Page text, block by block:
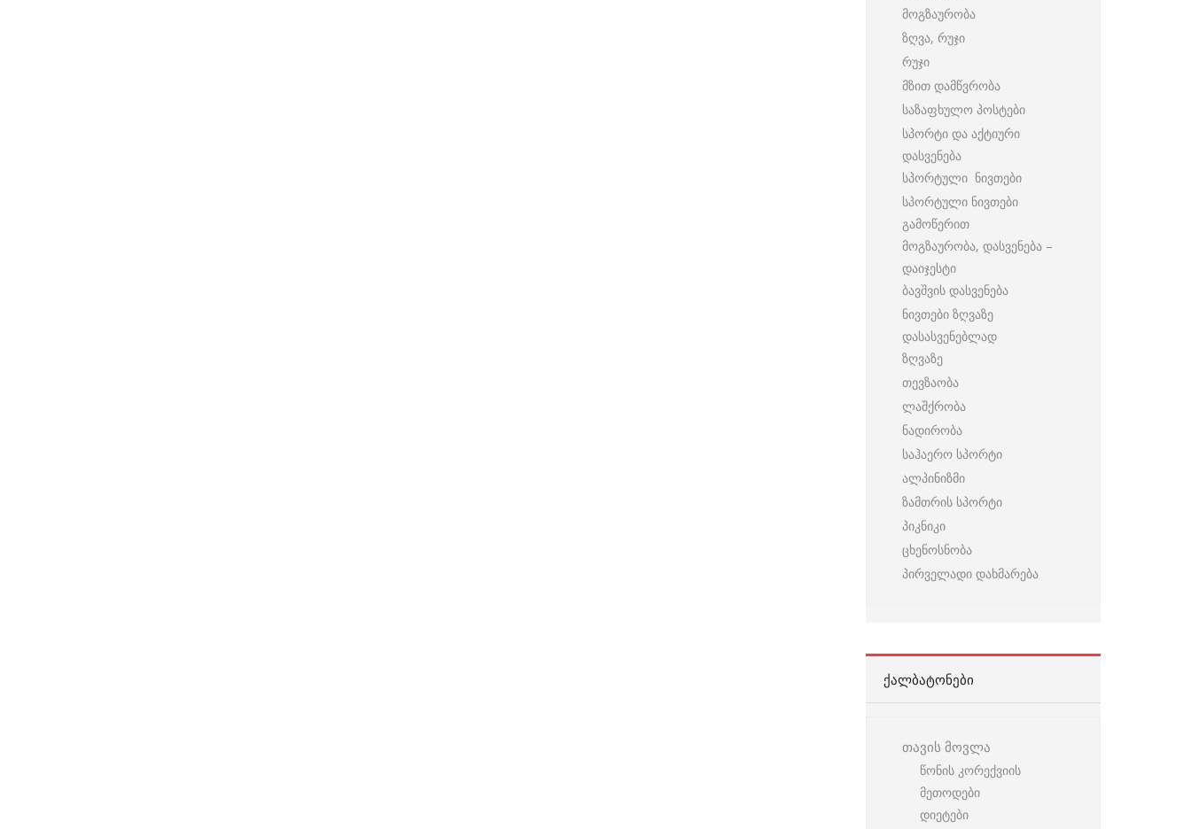
მოგზაურობა
ზღვა, რუჯი
რუჯი
მზით დამწვრობა
საზაფხულო პოსტები
სპორტი და აქტიური
დასვენება
სპორტული ნივთები
სპორტული ნივთები
გამოწერით
მოგზაურობა, დასვენება –
დაიჯესტი
ბავშვის დასვენება
ნივთები ზღვაზე
დასასვენებლად
ზღვაზე
თევზაობა
ლაშქრობა
ნადირობა
საჰაერო სპორტი
ალპინიზმი
ზამთრის სპორტი
პიკნიკი
ცხენოსნობა
პირველადი დახმარება
ᲥᲐᲚᲑᲐᲢᲝᲜᲔᲑᲘ
თავის მოვლა
წონის კორექვიის
მეთოდები
დიეტები